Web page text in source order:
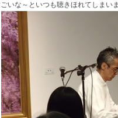
いな～といつも聴きほれてしまいま